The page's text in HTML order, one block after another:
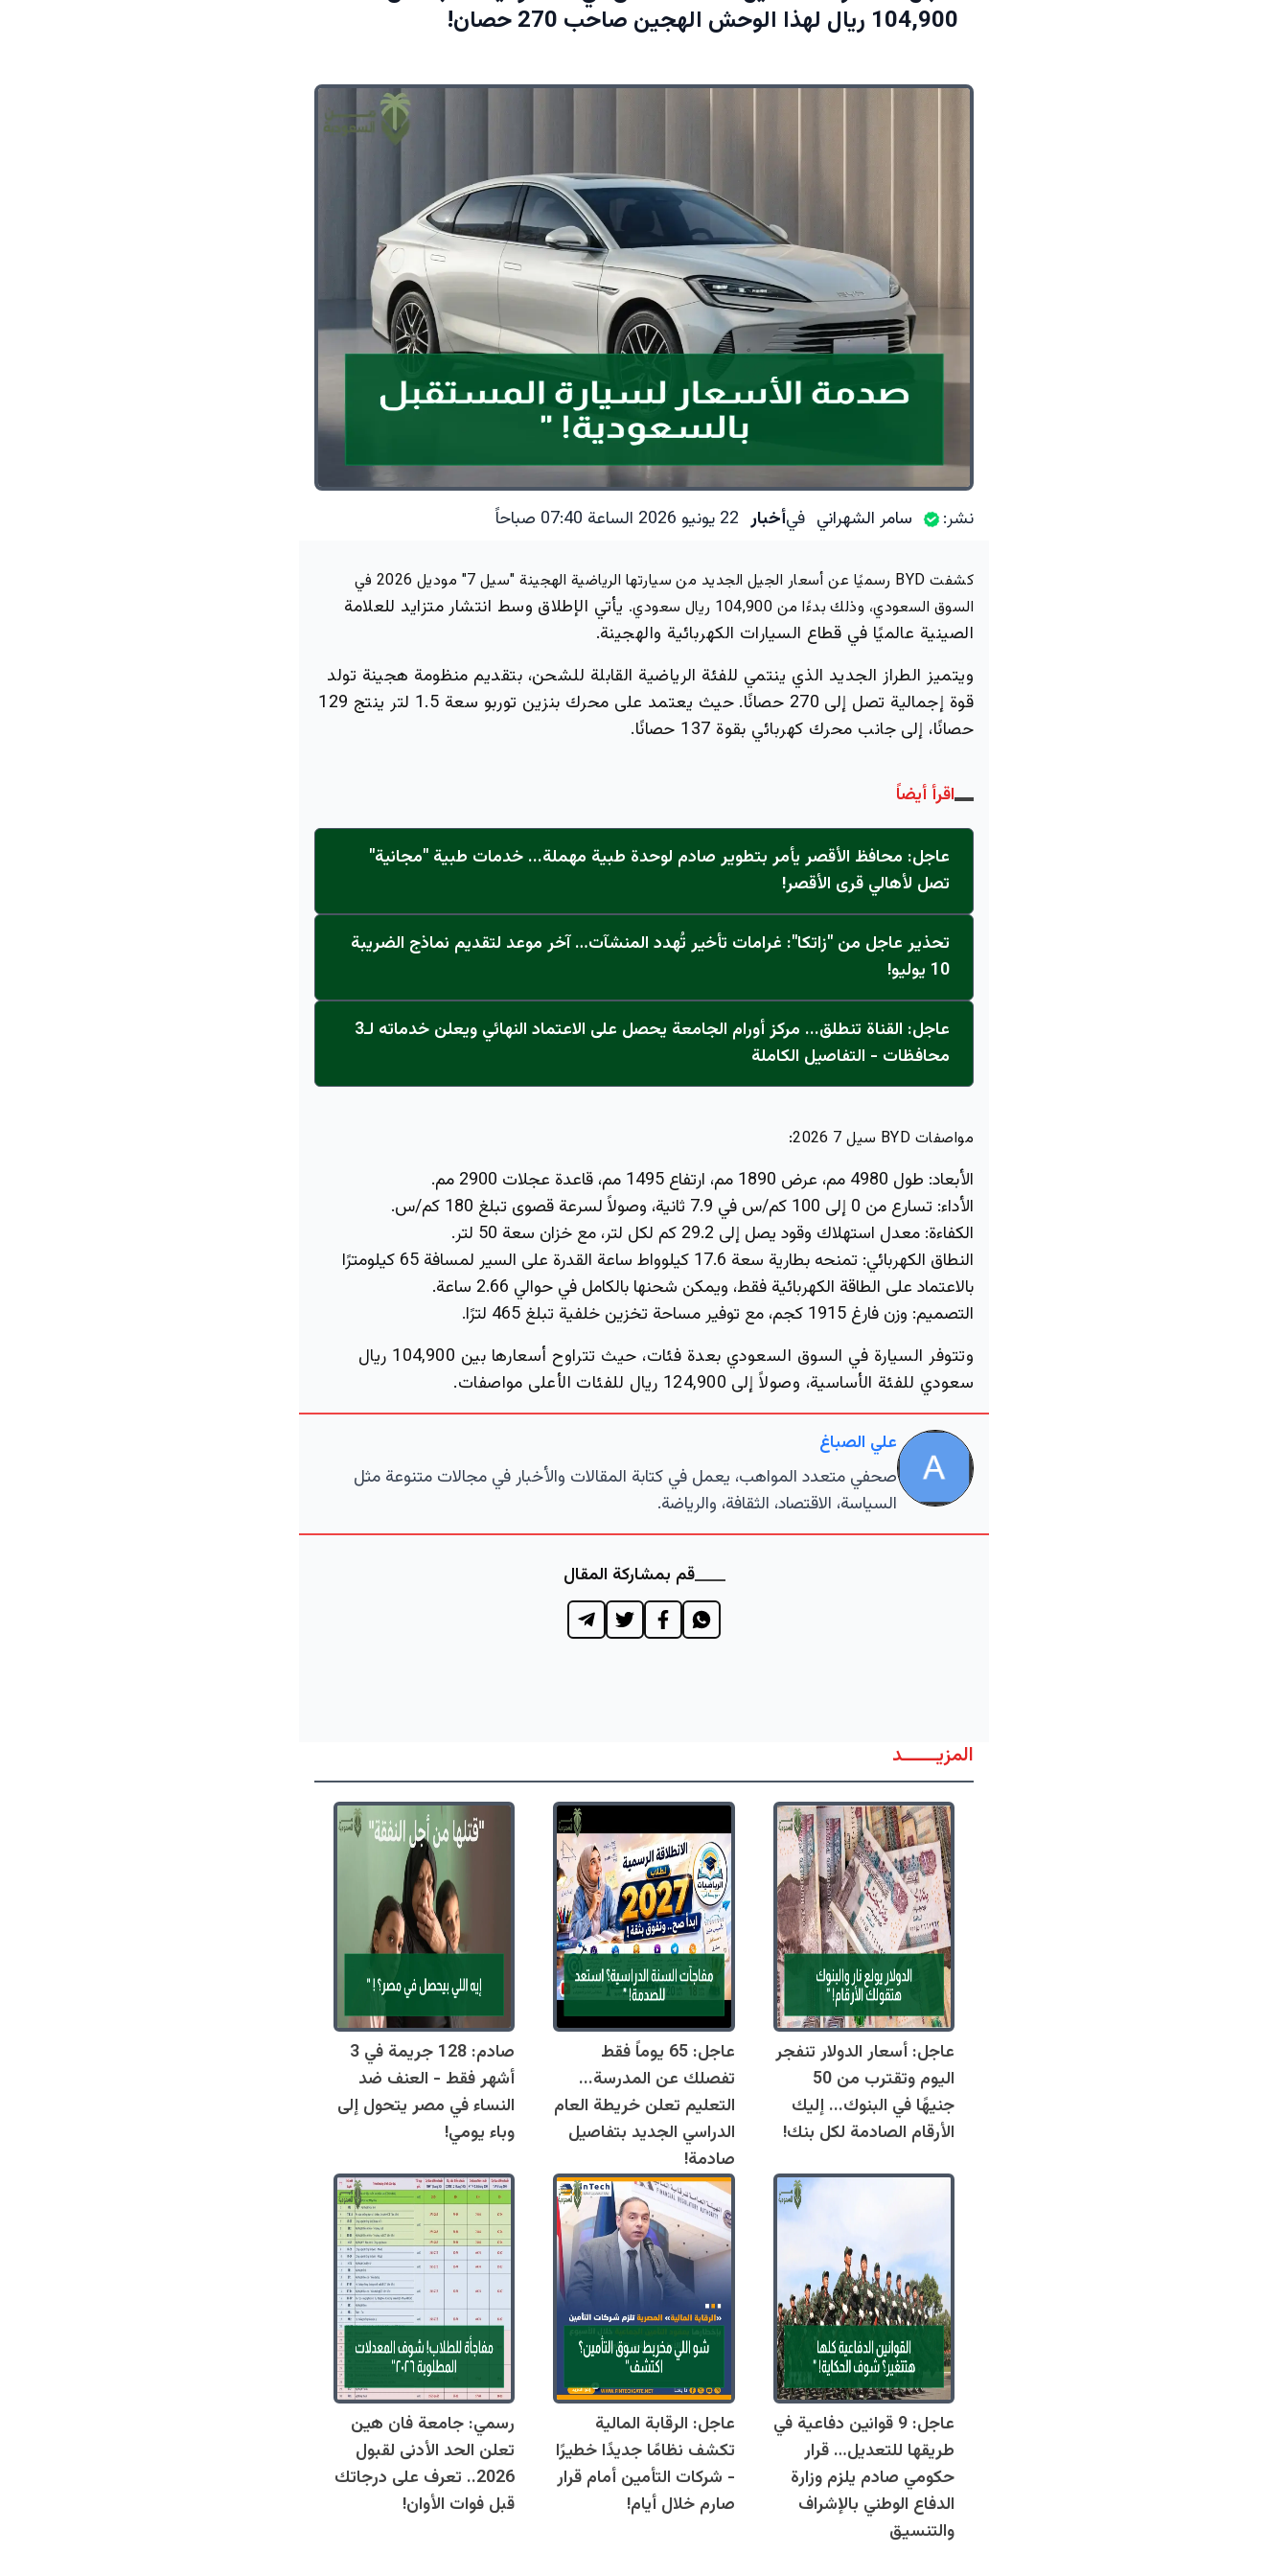
104,900 ريال لهذا الوحش الهجين صاحب 270 حصان!
نشر: سامر الشهراني فيأخبار 22 يونيو 2026 الساعة 07:40 صباحاً
كشفت BYD رسميًا عن أسعار الجيل الجديد من سيارتها الرياضية الهجينة "سيل 7" موديل 2026 في
السوق السعودي، وذلك بدءًا من 104,900 ريال سعودي.
يأتي الإطلاق وسط انتشار متزايد للعلامة
الصينية عالميًا في قطاع السيارات الكهربائية والهجينة.
ويتميز الطراز الجديد الذي ينتمي للفئة الرياضية القابلة للشحن، بتقديم منظومة هجينة تولد
قوة إجمالية تصل إلى 270 حصانًا. حيث يعتمد على محرك بنزين توربو سعة 1.5 لتر ينتج 129
حصانًا، إلى جانب محرك كهربائي بقوة 137 حصانًا.
اقرأ أيضاً
عاجل: محافظ الأقصر يأمر بتطوير صادم لوحدة طبية مهملة... خدمات طبية "مجانية"
تصل لأهالي قرى الأقصر!
تحذير عاجل من "زاتكا": غرامات تأخير تُهدد المنشآت… آخر موعد لتقديم نماذج الضريبة
10 يوليو!
عاجل: القناة تنطلق... مركز أورام الجامعة يحصل على الاعتماد النهائي ويعلن خدماته لـ3
محافظات - التفاصيل الكاملة
مواصفات BYD سيل 7 2026:
الأبعاد: طول 4980 مم، عرض 1890 مم، ارتفاع 1495 مم، قاعدة عجلات 2900 مم.
الأداء: تسارع من 0 إلى 100 كم/س في 7.9 ثانية، وصولاً لسرعة قصوى تبلغ 180 كم/س.
الكفاءة: معدل استهلاك وقود يصل إلى 29.2 كم لكل لتر، مع خزان سعة 50 لتر.
النطاق الكهربائي:
تمنحه بطارية سعة 17.6 كيلوواط ساعة القدرة على السير لمسافة 65 كيلومترًا
بالاعتماد على الطاقة الكهربائية فقط، ويمكن شحنها بالكامل في حوالي 2.66 ساعة.
التصميم: وزن فارغ 1915 كجم، مع توفير مساحة تخزين خلفية تبلغ 465 لترًا.
وتتوفر السيارة في السوق السعودي بعدة فئات، حيث تتراوح أسعارها بين 104,900 ريال
سعودي للفئة الأساسية، وصولاً إلى 124,900 ريال للفئات الأعلى مواصفات.
علي الصباغ
صحفي متعدد المواهب، يعمل في كتابة المقالات والأخبار في مجالات متنوعة مثل
السياسة، الاقتصاد، الثقافة، والرياضة.
قم بمشاركة المقال
المزيــــــد
عاجل: أسعار الدولار تنفجر
اليوم وتقترب من 50
جنيهًا في البنوك... إليك
الأرقام الصادمة لكل بنك!
عاجل: 65 يوماً فقط
تفصلك عن المدرسة...
التعليم تعلن خريطة العام
الدراسي الجديد بتفاصيل
صادمة!
صادم: 128 جريمة في 3
أشهر فقط - العنف ضد
النساء في مصر يتحول إلى
وباء يومي!
عاجل: 9 قوانين دفاعية في
طريقها للتعديل… قرار
حكومي صادم يلزم وزارة
الدفاع الوطني بالإشراف
والتنسيق
عاجل: الرقابة المالية
تكشف نظامًا جديدًا خطيرًا
- شركات التأمين أمام قرار
صارم خلال أيام!
رسمي: جامعة فان هين
تعلن الحد الأدنى لقبول
2026.. تعرف على درجاتك
قبل فوات الأوان!